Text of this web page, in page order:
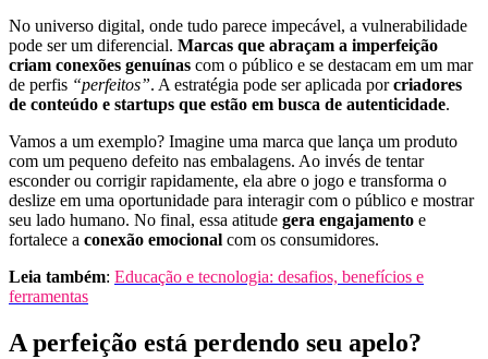
No universo digital, onde tudo parece impecável, a vulnerabilidade
pode ser um diferencial. Marcas que abraçam a imperfeição
criam conexões genuínas com o público e se destacam em um mar
de perfis “perfeitos”. A estratégia pode ser aplicada porcriadores
de conteúdo e startups que estão em busca de autenticidade.
Vamos a um exemplo? Imagine uma marca que lança um produto
com um pequeno defeito nas embalagens. Ao invés de tentar
esconder ou corrigir rapidamente, ela abre o jogo e transforma o
deslize em uma oportunidade para interagir com o público e mostrar
seu lado humano. No final, essa atitude gera engajamento e
fortalece a conexão emocional com os consumidores.
Leia também: Educação e tecnologia: desafios, benefícios e
ferramentas
A perfeição está perdendo seu apelo?